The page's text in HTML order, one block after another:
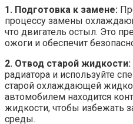
1. Подготовка к замене:
процессу замены
что двигатель остыл. Это
ожоги и обеспечит
2. Отвод старой жидкости:
радиатора и используйте
старой охлаждающей
автомобилем находится
жидкости, чтобы избежать
среды.